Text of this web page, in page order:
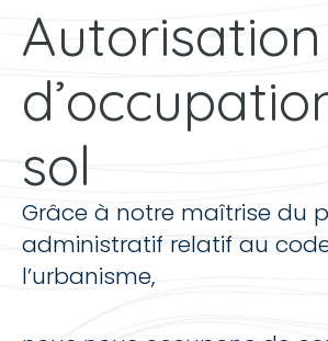
Autorisation
sol
Grâce à notre maîtrise du
administratif relatif au
l’urbanisme,